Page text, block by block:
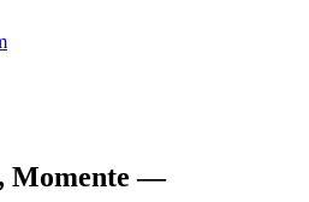
Momente —